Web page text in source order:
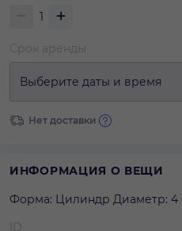
Срок аренды
Выберите даты и время
Нет доставки
ИНФОРМАЦИЯ О ВЕЩИ
Форма: Цилиндр Диаметр: 4
ID